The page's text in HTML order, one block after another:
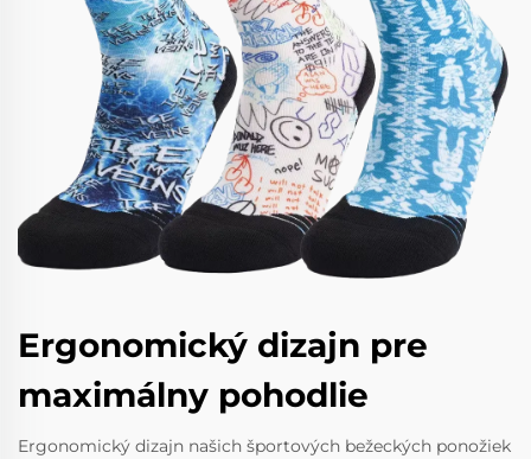
Ergonomický dizajn pre
maximálny pohodlie
Ergonomický dizajn našich športových bežeckých ponožiek